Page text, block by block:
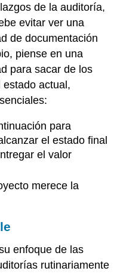
de la auditoría,
evitar ver una
de documentación
piense en una
para sacar de los
actual,
para
el estado final
el valor
merece la
enfoque de las
rutinariamente